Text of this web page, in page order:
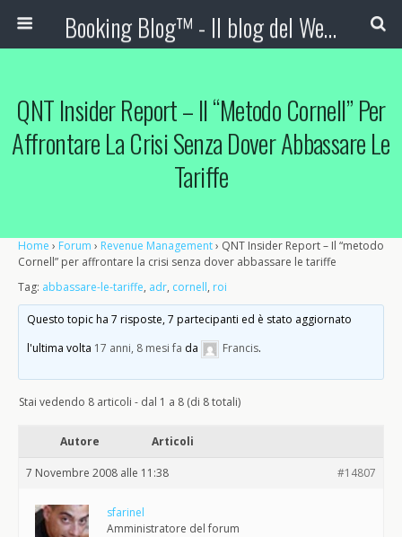
Booking Blog™ - Il blog del Web Marketing Turistico
QNT Insider Report – Il “metodo Cornell” Per
Affrontare La Crisi Senza Dover Abbassare Le
Tariffe
Home › Forum › Revenue Management› QNT Insider Report – Il “metodo
Cornell” per affrontare la crisi senza dover abbassare le tariffe
Tag: abbassare-le-tariffe, adr, cornell, roi
Questo topic ha 7 risposte, 7 partecipanti ed è stato aggiornato
l'ultima volta 17 anni, 8 mesi fa da Francis.
Stai vedendo 8 articoli - dal 1 a 8 (di 8 totali)
Autore Articoli
7 Novembre 2008 alle 11:38 #14807
sfarinel
Amministratore del forum